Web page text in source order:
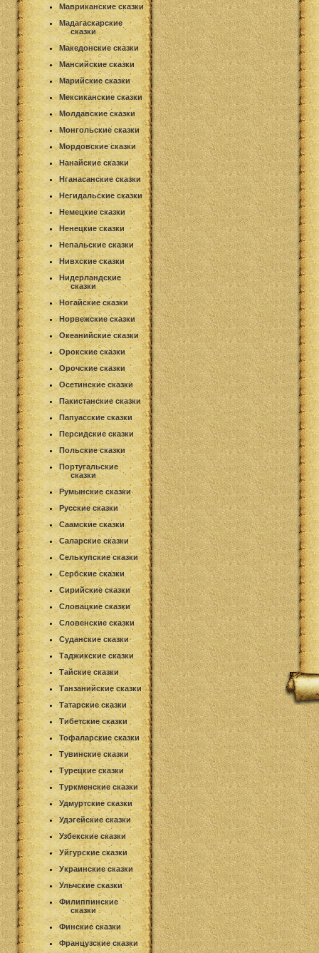
Мавриканские сказки
Мадагаскарские
сказки
Македонские сказки
Мансийские сказки
Марийские сказки
Мексиканские сказки
Молдавские сказки
Монгольские сказки
Мордовские сказки
Нанайские сказки
Нганасанские сказки
Негидальские сказки
Немецкие сказки
Ненецкие сказки
Непальские сказки
Нивхские сказки
Нидерландские
сказки
Ногайские сказки
Норвежские сказки
Океанийские сказки
Орокские сказки
Орочские сказки
Осетинские сказки
Пакистанские сказки
Папуасские сказки
Персидские сказки
Польские сказки
Португальские
сказки
Румынские сказки
Русские сказки
Саамские сказки
Саларские сказки
Селькупские сказки
Сербские сказки
Сирийские сказки
Словацкие сказки
Словенские сказки
Суданские сказки
Таджикские сказки
Тайские сказки
Танзанийские сказки
Татарские сказки
Тибетские сказки
Тофаларские сказки
Тувинские сказки
Турецкие сказки
Туркменские сказки
Удмуртские сказки
Удэгейские сказки
Узбекские сказки
Уйгурские сказки
Украинские сказки
Ульчские сказки
Филиппинские
сказки
Финские сказки
Французские сказки